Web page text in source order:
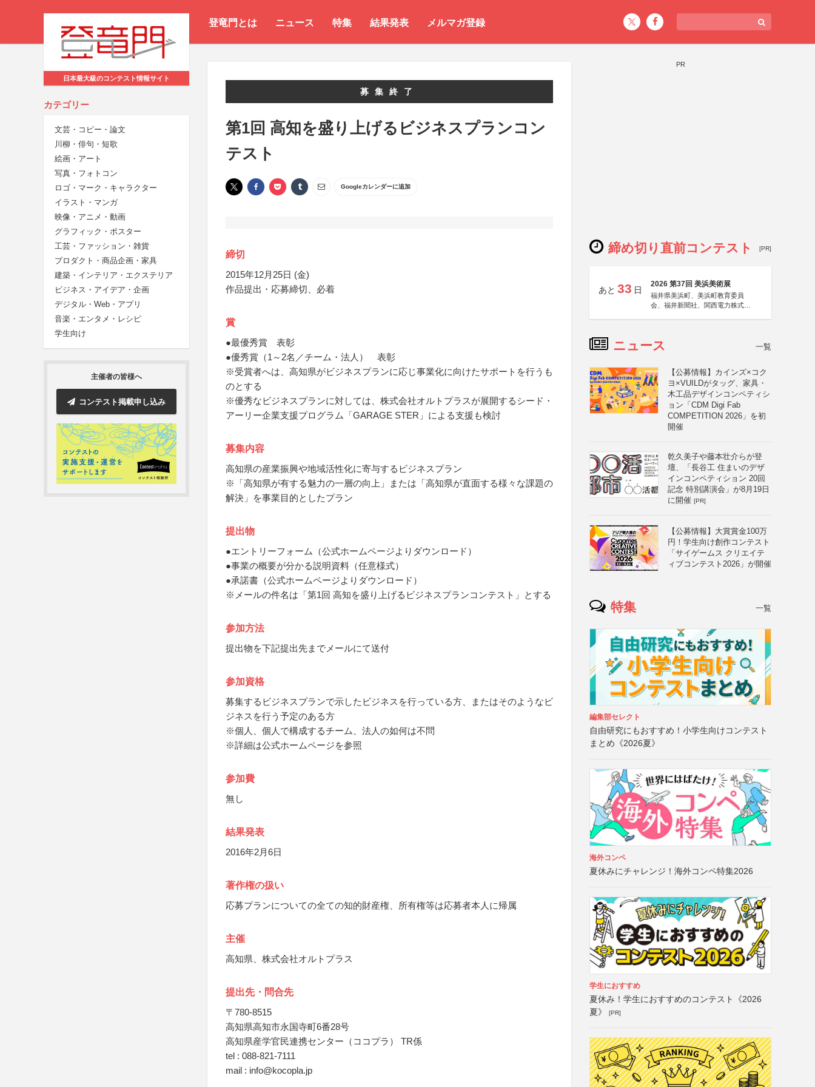
登竜門とは ニュース 特集 結果発表 メルマガ登録
日本最大級のコンテスト情報サイト
カテゴリー
文芸・コピー・論文
川柳・俳句・短歌
絵画・アート
写真・フォトコン
ロゴ・マーク・キャラクター
イラスト・マンガ
映像・アニメ・動画
グラフィック・ポスター
工芸・ファッション・雑貨
プロダクト・商品企画・家具
建築・インテリア・エクステリア
ビジネス・アイデア・企画
デジタル・Web・アプリ
音楽・エンタメ・レシピ
学生向け
主催者の皆様へ
コンテスト掲載申し込み
募集終了
第1回 高知を盛り上げるビジネスプランコン
テスト
Googleカレンダーに追加
締切
2015年12月25日 (金)
作品提出・応募締切、必着
賞
●最優秀賞 表彰
●優秀賞（1～2名／チーム・法人） 表彰
※受賞者へは、高知県がビジネスプランに応じ事業化に向けたサポートを行うも
のとする
※優秀なビジネスプランに対しては、株式会社オルトプラスが展開するシード・
アーリー企業支援プログラム「GARAGE STER」による支援も検討
募集内容
高知県の産業振興や地域活性化に寄与するビジネスプラン
※「高知県が有する魅力の一層の向上」または「高知県が直面する様々な課題の
解決」を事業目的としたプラン
提出物
●エントリーフォーム（公式ホームページよりダウンロード）
●事業の概要が分かる説明資料（任意様式）
●承諾書（公式ホームページよりダウンロード）
※メールの件名は「第1回 高知を盛り上げるビジネスプランコンテスト」とする
参加方法
提出物を下記提出先までメールにて送付
参加資格
募集するビジネスプランで示したビジネスを行っている方、またはそのようなビ
ジネスを行う予定のある方
※個人、個人で構成するチーム、法人の如何は不問
※詳細は公式ホームページを参照
参加費
無し
結果発表
2016年2月6日
著作権の扱い
応募プランについての全ての知的財産権、所有権等は応募者本人に帰属
主催
高知県、株式会社オルトプラス
提出先・問合先
〒780-8515
高知県高知市永国寺町6番28号
高知県産学官民連携センター（ココプラ） TR係
tel : 088-821-7111
mail : info@kocopla.jp
PR
締め切り直前コンテスト [PR]
あと 33 日
2026 第37回 美浜美術展
福井県美浜町、美浜町教育委員
会、福井新聞社、関西電力株式会
ニュース 一覧
【公募情報】カインズ×コク
ヨ×VUILDがタッグ、家具・
木工品デザインコンペティシ
ョン「CDM Digi Fab
COMPETITION 2026」を初
開催
乾久美子や藤本壮介らが登
壇、「長谷工 住まいのデザ
インコンペティション 20回
記念 特別講演会」が8月19日
に開催 [PR]
【公募情報】大賞賞金100万
円！学生向け創作コンテスト
「サイゲームス クリエイテ
ィブコンテスト2026」が開催
特集 一覧
編集部セレクト
自由研究にもおすすめ！小学生向けコンテスト
まとめ《2026夏》
海外コンペ
夏休みにチャレンジ！海外コンペ特集2026
学生におすすめ
夏休み！学生におすすめのコンテスト《2026
夏》
[PR]